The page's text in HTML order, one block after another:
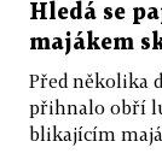
Hledá se
majákem
Před několika
přihnalo obří
blikajícím